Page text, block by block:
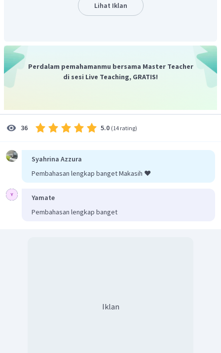
Lihat Iklan
Perdalam pemahamanmu bersama Master Teacher
di sesi Live Teaching, GRATIS!
36 5.0 (14 rating)
Syahrina Azzura
Pembahasan lengkap banget Makasih ❤️
Yamate
Pembahasan lengkap banget
Iklan